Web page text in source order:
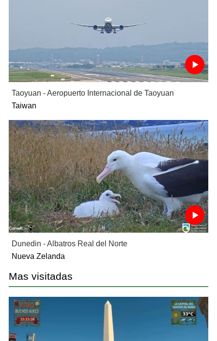
Taoyuan - Aeropuerto Internacional de Taoyuan
Taiwan
Dunedin - Albatros Real del Norte
Nueva Zelanda
Mas visitadas